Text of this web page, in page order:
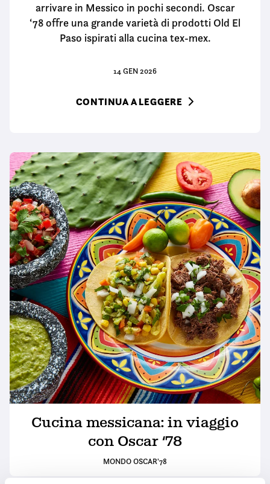
arrivare in Messico in pochi secondi. Oscar
‘78 offre una grande varietà di prodotti Old El
Paso ispirati alla cucina tex-mex.
14 GEN 2026
CONTINUA A LEGGERE
Cucina messicana: in viaggio
con Oscar ‘78
MONDO OSCAR'78